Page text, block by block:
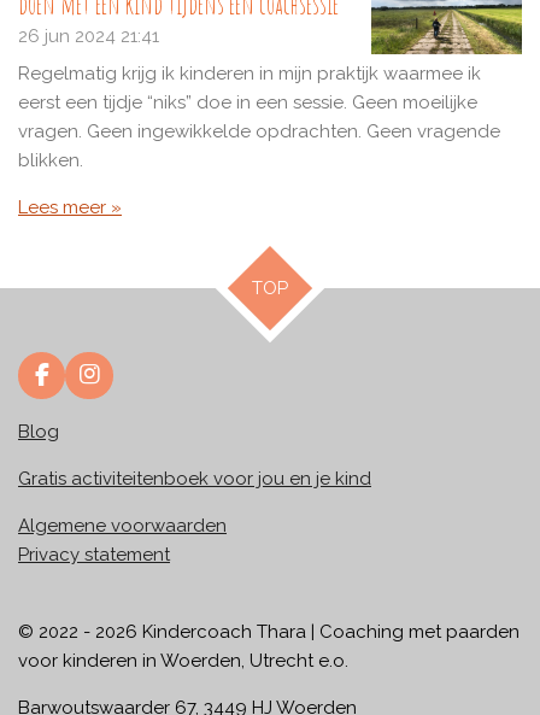
26 jun 2024 21:41
Regelmatig krijg ik kinderen in mijn praktijk waarmee ik
eerst een tijdje “niks” doe in een sessie. Geen moeilijke
vragen. Geen ingewikkelde opdrachten. Geen vragende
blikken.
Lees meer »
TOP
F
a
c
b
o
k
I
n
a
g
a
m
Blog
Gratis activiteitenboek voor jou en je kind
Algemene voorwaarden
Privacy statement
© 2022 - 2026 Kindercoach Thara | Coaching met paarden
voor kinderen in Woerden, Utrecht e.o.
Barwoutswaarder 67, 3449 HJ Woerden